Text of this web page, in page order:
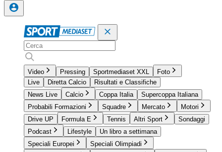
Video Pressing Sportmediaset XXL
Foto
Live
Diretta Calcio
Risultati e Classifiche
News Live
Calcio Coppa Italia
Supercoppa Italiana
Probabili Formazioni
Squadre Mercato
Motori
Drive UP
Formula E Tennis Altri Sport
Sondaggi
Podcast
Lifestyle
Un libro a settimana
Speciali Europei
Speciali Olimpiadi